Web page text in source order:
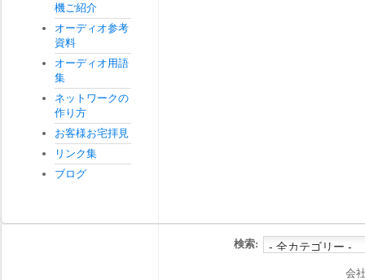
機ご紹介
オーディオ参考
資料
オーディオ用語
集
ネットワークの
作り方
お客様お宅拝見
リンク集
ブログ
検索:
会